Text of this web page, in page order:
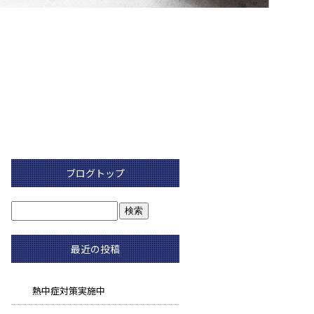
ブログトップ
最近の投稿
熱中症対策実施中